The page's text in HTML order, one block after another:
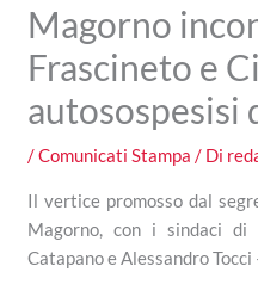
Magorno
Frascineto e
autosospesisi
/Comunicati Stampa / Di
Il vertice promosso dal
Magorno, con i sindaci
Catapano e Alessandro